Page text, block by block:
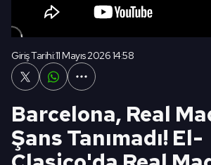
Giriş Tarihi:11 Mayıs 2026 14:58
Barcelona, Real
Şans Tanımadı! El-